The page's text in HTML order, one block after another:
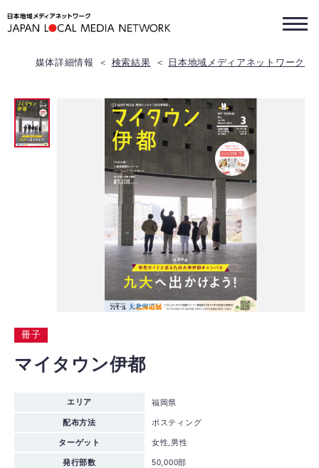
日本地域メディアネットワーク
検索結果
媒体詳細情報
冊子
マイタウン伊都
エリア 福岡県
配布方法 ポスティング
ターゲット 女性,男性
発行部数 50,000部